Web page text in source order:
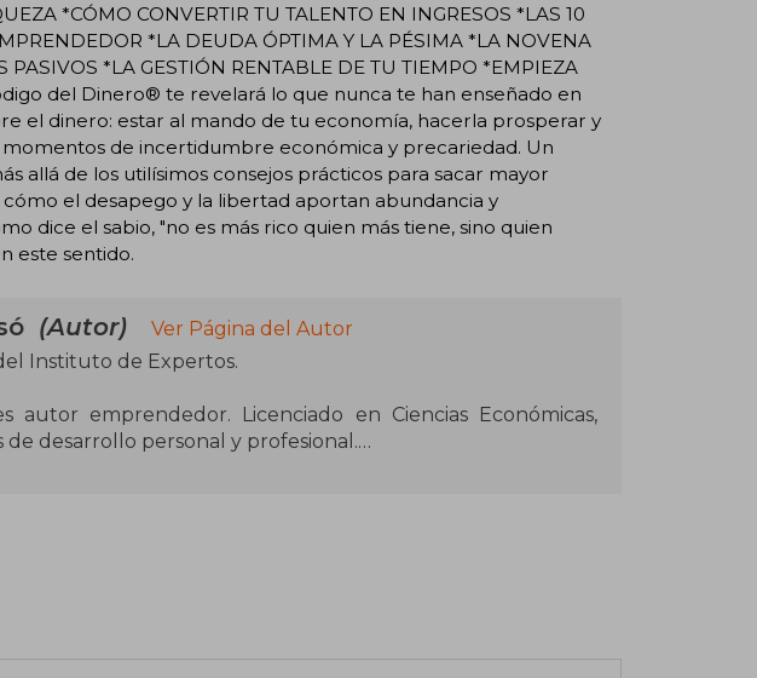
*CÓMO CONVERTIR TU TALENTO EN INGRESOS *LAS 10
*LA DEUDA ÓPTIMA Y LA PÉSIMA *LA NOVENA
*LA GESTIÓN RENTABLE DE TU TIEMPO *EMPIEZA
del Dinero® te revelará lo que nunca te han enseñado en
el dinero: estar al mando de tu economía, hacerla prosperar y
de incertidumbre económica y precariedad. Un
allá de los utilísimos consejos prácticos para sacar mayor
el desapego y la libertad aportan abundancia y
dice el sabio, "no es más rico quien más tiene, sino quien
este sentido.
(Autor)
Ver Página del Autor
Instituto de Expertos.
autor emprendedor. Licenciado en Ciencias Económicas,
desarrollo personal y profesional.
y financiero, y desarrollo personal.